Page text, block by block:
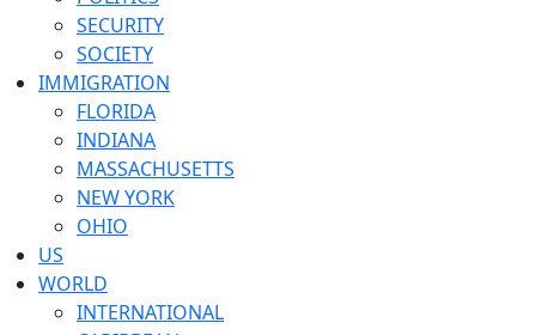
SECURITY
SOCIETY
IMMIGRATION
FLORIDA
INDIANA
MASSACHUSETTS
NEW YORK
OHIO
US
WORLD
INTERNATIONAL